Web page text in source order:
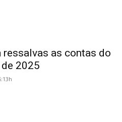
ressalvas as contas do
2025